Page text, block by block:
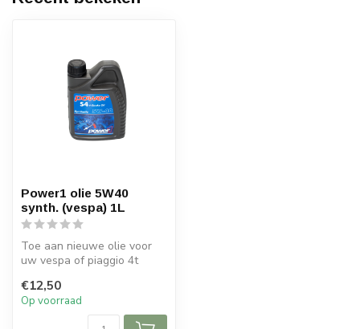
Power1 olie 5W40
synth. (vespa) 1L
Toe aan nieuwe olie voor
uw vespa of piaggio 4t
Motoroli...
€12,50
Op voorraad